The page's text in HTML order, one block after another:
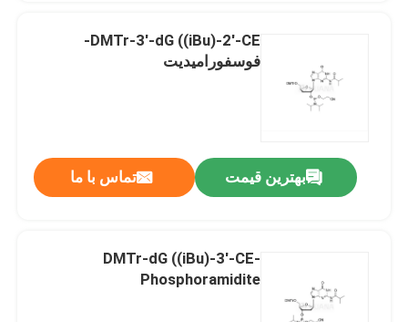
کنترل کیفیت
اخبار
فوسفورامیدیت
DMTr-3'-dG ((iBu)-2'-CE-
فوسفورامیدیت
بهترین قیمت تماس با ما
DMTr-dG ((iBu)-3'-CE-
Phosphoramidite